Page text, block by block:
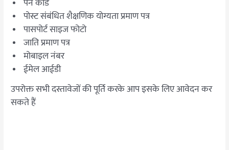
पोस्ट संबंधित शैक्षणिक योग्यता प्रमाण पत्र
पासपोर्ट साइज फोटो
जाति प्रमाण पत्र
मोबाइल नंबर
ईमेल आईडी
उपरोक्त सभी दस्तावेजों की पूर्ति करके आप इसके लिए आवेदन कर
सकते हैं